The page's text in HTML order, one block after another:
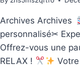
Archives Archives
personnalisé✂
Offrez-vous une
RELAX !